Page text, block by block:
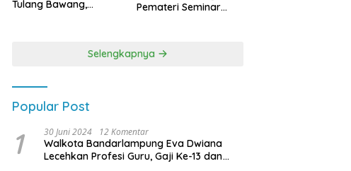
Tulang Bawang,
Pemateri Seminar
Kebangsaan
Selengkapnya
Popular Post
1 30 Juni 2024 12 Komentar
Walkota Bandarlampung Eva Dwiana
Lecehkan Profesi Guru, Gaji Ke-13 dan